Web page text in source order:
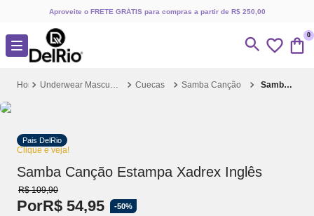
Aproveite o FRETE GRÁTIS para compras a partir de R$ 250,00
0
Underwear Masculino Cuecas Samba Canção Samba Canção Estampa Xadrex Inglês
Pais DelRio
Clique e veja!
Samba Canção Estampa Xadrex Inglês
R$ 109,90
PorR$ 54,95 -50%